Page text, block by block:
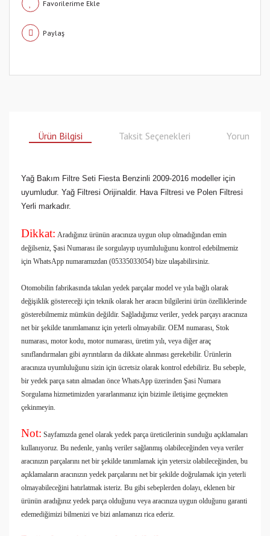
Paylaş
Ürün Bilgisi Taksit Seçenekleri Yorumlar
Yağ Bakım Filtre Seti Fiesta Benzinli 2009-2016 modeller için
uyumludur. Yağ Filtresi Orijinaldir. Hava Filtresi ve Polen Filtresi
Yerli markadır.
Dikkat: Aradığınız ürünün aracınıza uygun olup olmadığından emin
değilseniz, Şasi Numarası ile sorgulayıp uyumluluğunu kontrol edebilmemiz
için WhatsApp numaramızdan (05335033054) bize ulaşabilirsiniz.
Otomobilin fabrikasında takılan yedek parçalar model ve yıla bağlı olarak
değişiklik göstereceği için teknik olarak her aracın bilgilerini ürün özelliklerinde
gösterebilmemiz mümkün değildir. Sağladığımız veriler, yedek parçayı aracınıza
net bir şekilde tanımlamanız için yeterli olmayabilir. OEM numarası, Stok
numarası, motor kodu, motor numarası, üretim yılı, veya diğer araç
sınıflandırmaları gibi ayrıntıların da dikkate alınması gerekebilir. Ürünlerin
aracınıza uyumluluğunu sizin için ücretsiz olarak kontrol edebiliriz. Bu sebeple,
bir yedek parça satın almadan önce WhatsApp üzerinden Şasi Numara
Sorgulama hizmetimizden yararlanmanız için bizimle iletişime geçmekten
çekinmeyin.
Not: Sayfamızda genel olarak yedek parça üreticilerinin sunduğu açıklamaları
kullanıyoruz. Bu nedenle, yanlış veriler sağlanmış olabileceğinden veya veriler
aracınızın parçalarını net bir şekilde tanımlamak için yetersiz olabileceğinden, bu
açıklamaların aracınızın yedek parçalarını net bir şekilde doğrulamak için yeterli
olmayabileceğini hatırlatmak isteriz. Bu gibi sebeplerden dolayı, eklenen bir
ürünün aradığınız yedek parça olduğunu veya aracınıza uygun olduğunu garanti
edemediğimizi bilmenizi ve bizi anlamanızı rica ederiz.